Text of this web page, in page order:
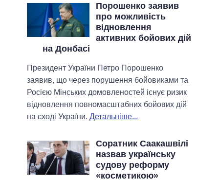
Порошенко заявив
про можливість
відновлення
активних бойових дій
на Донбасі
Президент України Петро Порошенко
заявив, що через порушення бойовиками та
Росією Мінських домовленостей існує ризик
відновлення повномасштабних бойових дій
на сході України. Детальніше...
Соратник Саакашвілі
назвав українську
судову реформу
«косметикою»